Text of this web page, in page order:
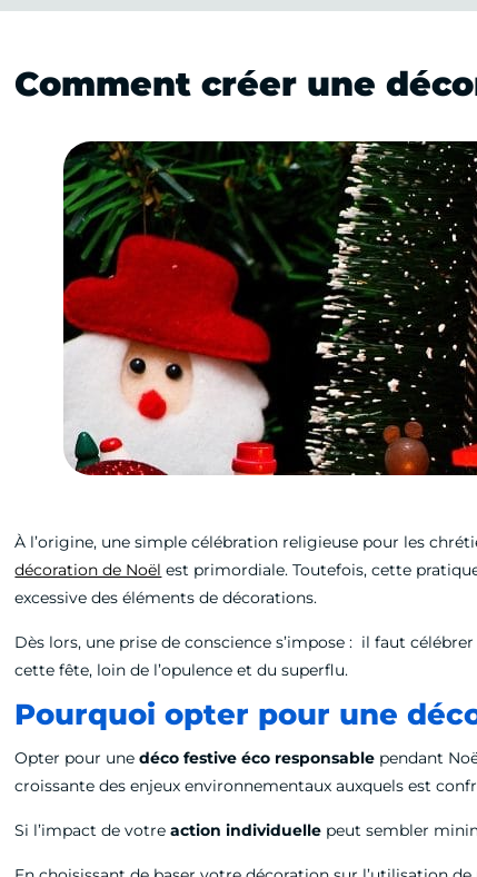
Comment créer une
À l’origine, une simple célébration religieuse pour les
décoration de Noël est primordiale. Toutefois, cette
excessive des éléments de décorations.
Dès lors, une prise de conscience s’impose : il faut
cette fête, loin de l’opulence et du superflu.
Pourquoi opter pour une
Opter pour unedéco festive éco responsable pendant
croissante des enjeux environnementaux auxquels est
Si l’impact de votreaction individuelle peut sembler